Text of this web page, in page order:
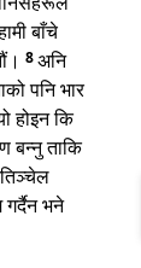
बाँचे
8अनि
पनि भार
होइन कि
बन्नु ताकि
गर्दैन भने